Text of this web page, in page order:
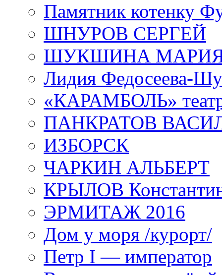
Памятник котенку
ШНУРОВ СЕРГЕЙ
ШУКШИНА
Лидия Федосеева-
«КАРАМБОЛЬ»
ПАНКРАТОВ
ИЗБОРСК
ЧАРКИН АЛЬБЕРТ
КРЫЛОВ
ЭРМИТАЖ 2016
Дом у моря /курорт/
Петр I — император